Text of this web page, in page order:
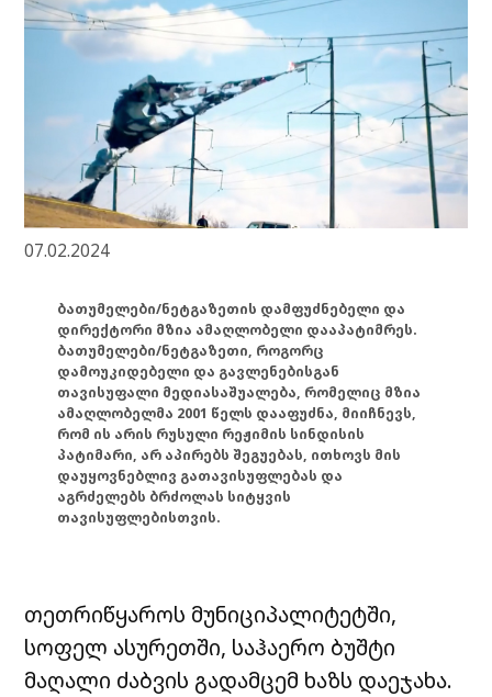
07.02.2024
ბათუმელები/ნეტგაზეთის დამფუძნებელი და
დირექტორი მზია ამაღლობელი დააპატიმრეს.
ბათუმელები/ნეტგაზეთი, როგორც
დამოუკიდებელი და გავლენებისგან
თავისუფალი მედიასაშუალება, რომელიც მზია
ამაღლობელმა 2001 წელს დააფუძნა, მიიჩნევს,
რომ ის არის რუსული რეჟიმის სინდისის
პატიმარი, არ აპირებს შეგუებას, ითხოვს მის
დაუყოვნებლივ გათავისუფლებას და
აგრძელებს ბრძოლას სიტყვის
თავისუფლებისთვის.
თეთრიწყაროს მუნიციპალიტეტში,
სოფელ ასურეთში, საჰაერო ბუშტი
მაღალი ძაბვის გადამცემ ხაზს დაეჯახა.